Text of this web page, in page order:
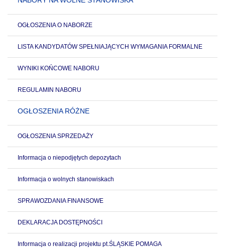
OGŁOSZENIA O NABORZE
LISTA KANDYDATÓW SPEŁNIAJĄCYCH WYMAGANIA FORMALNE
WYNIKI KOŃCOWE NABORU
REGULAMIN NABORU
OGŁOSZENIA RÓŻNE
OGŁOSZENIA SPRZEDAŻY
Informacja o niepodjętych depozytach
Informacja o wolnych stanowiskach
SPRAWOZDANIA FINANSOWE
DEKLARACJA DOSTĘPNOŚCI
Informacja o realizacji projektu pt.ŚLĄSKIE POMAGA